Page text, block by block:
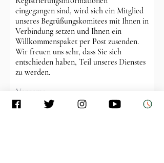
eingegangen sind, wird sich ein Mitglied
unseres Begrüßungskomitees mit Ihnen in
Verbindung setzen und Ihnen ein
Willkommenspaket per Post zusenden.
Wir freuen uns sehr, dass Sie sich
entschieden haben, Teil unseres Dienstes
zu werden.
Vorname